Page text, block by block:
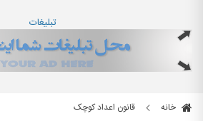
تبلیغات
خانه قانون اعداد کوچک